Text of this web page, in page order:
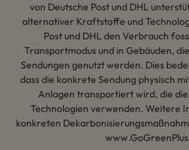
von Deutsche Post und DHL
alternativer Kraftstoffe und
Post und DHL den Verbrauch
Transportmodus und in Gebäuden,
Sendungen genutzt werden. Dies
dass die konkrete Sendung physisch
Anlagen transportiert wird, die
Technologien verwenden. Weitere
konkreten